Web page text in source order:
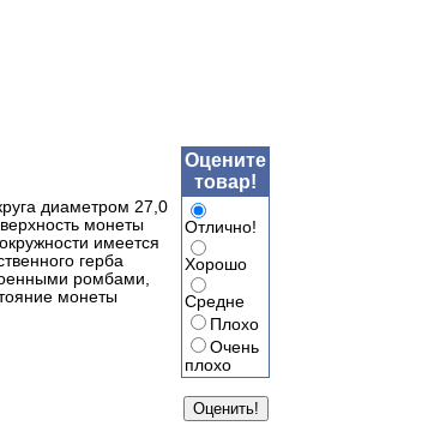
диаметром 27,0
монеты
имеется
герба
ромбами,
монеты
Оцените
товар!
Отлично!
Хорошо
Средне
Плохо
Очень
плохо